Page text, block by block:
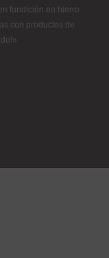
fundición en hierro
con productos de